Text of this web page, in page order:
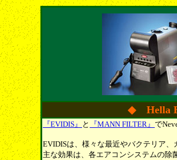
◆ Hella
『EVIDIS』 と 『MANN FILTER』 で
EVIDISは、様々な最近やバクテリア
主な効果は、各エアコンシステムの